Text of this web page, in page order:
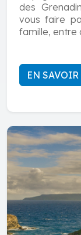
des
vous faire
famille, entre
EN SAVOIR